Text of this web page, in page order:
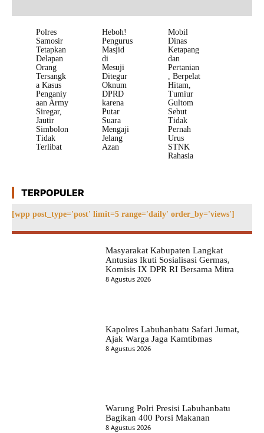
Polres
Samosir
Tetapkan
Delapan
Orang
Tersangk
a Kasus
Penganiy
aan Army
Siregar,
Jautir
Simbolon
Tidak
Terlibat
Heboh!
Pengurus
Masjid
di
Mesuji
Ditegur
Oknum
DPRD
karena
Putar
Suara
Mengaji
Jelang
Azan
Mobil
Dinas
Ketapang
dan
Pertanian
, Berpelat
Hitam,
Tumiur
Gultom
Sebut
Tidak
Pernah
Urus
STNK
Rahasia
TERPOPULER
[wpp post_type='post' limit=5 range='daily' order_by='views']
Masyarakat Kabupaten Langkat
Antusias Ikuti Sosialisasi Germas,
Komisis IX DPR RI Bersama Mitra
8 Agustus 2026
Kapolres Labuhanbatu Safari Jumat,
Ajak Warga Jaga Kamtibmas
8 Agustus 2026
Warung Polri Presisi Labuhanbatu
Bagikan 400 Porsi Makanan
8 Agustus 2026